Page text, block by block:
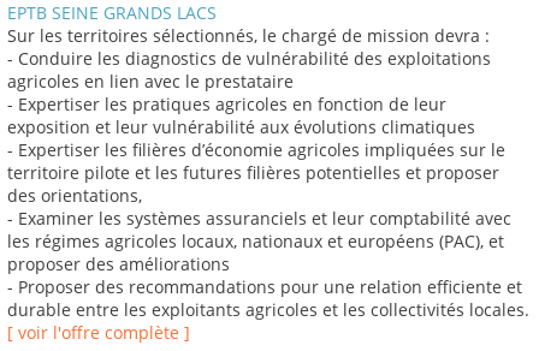
EPTB SEINE GRANDS LACS
Sur les territoires sélectionnés, le chargé de mission devra :
- Conduire les diagnostics de vulnérabilité des exploitations
agricoles en lien avec le prestataire
- Expertiser les pratiques agricoles en fonction de leur
exposition et leur vulnérabilité aux évolutions climatiques
- Expertiser les filières d’économie agricoles impliquées sur le
territoire pilote et les futures filières potentielles et proposer
des orientations,
- Examiner les systèmes assuranciels et leur comptabilité avec
les régimes agricoles locaux, nationaux et européens (PAC), et
proposer des améliorations
- Proposer des recommandations pour une relation efficiente et
durable entre les exploitants agricoles et les collectivités locales.
[ voir l'offre complète ]